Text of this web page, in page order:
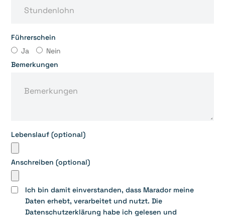
Führerschein
Ja
Nein
Bemerkungen
Lebenslauf (optional)
Anschreiben (optional)
Ich bin damit einverstanden, dass Marador meine
Daten erhebt, verarbeitet und nutzt. Die
Datenschutzerklärung habe ich gelesen und